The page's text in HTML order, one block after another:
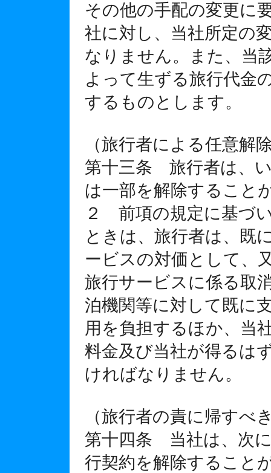
その他の手配の変更に
社に対し、当社所定の
なりません。また、当
よって生ずる旅行代金
するものとします。
（旅行者による任意解
第十三条 旅行者は、
は一部を解除すること
２ 前項の規定に基づ
ときは、旅行者は、既
ービスの対価として、
旅行サービスに係る取
泊機関等に対して既に
用を負担するほか、当
料金及び当社が得るは
ければなりません。
（旅行者の責に帰すべ
第十四条 当社は、次
行契約を解除すること